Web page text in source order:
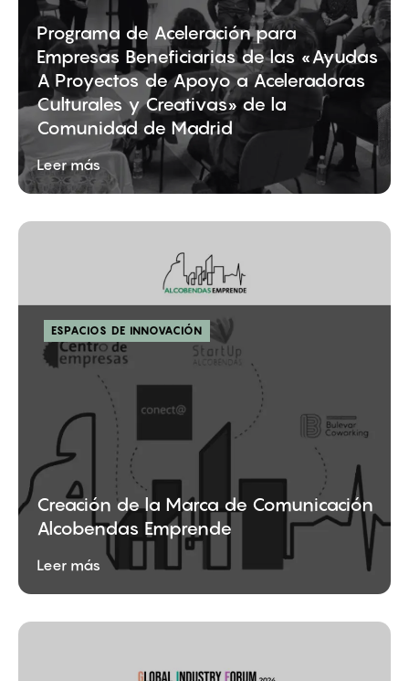
Programa de Aceleración para
Empresas Beneficiarias de las «Ayudas
A Proyectos de Apoyo a Aceleradoras
Culturales y Creativas» de la
Comunidad de Madrid
Leer más
ESPACIOS DE INNOVACIÓN
Creación de la Marca de Comunicación
Alcobendas Emprende
Leer más